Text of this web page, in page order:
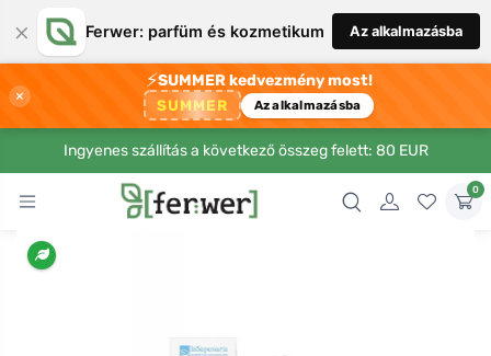
× Ferwer: parfüm és kozmetikum Az alkalmazásba
×
⚡SUMMER kedvezmény most!
SUMMER Az alkalmazásba
Ingyenes szállítás a következő összeg felett: 80 EUR
0